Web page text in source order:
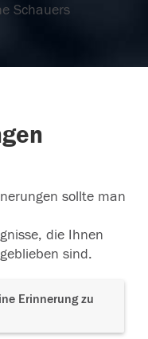
Schauers
sollte man
die Ihnen
sind.
Erinnerung zu